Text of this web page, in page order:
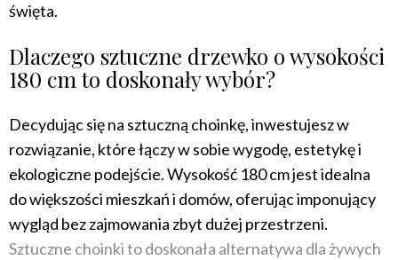
święta.
Dlaczego sztuczne drzewko o wysokości
180 cm to doskonały wybór?
Decydując się na sztuczną choinkę, inwestujesz w
rozwiązanie, które łączy w sobie wygodę, estetykę i
ekologiczne podejście. Wysokość 180 cm jest idealna
do większości mieszkań i domów, oferując imponujący
wygląd bez zajmowania zbyt dużej przestrzeni.
Sztuczne choinki to doskonała alternatywa dla żywych